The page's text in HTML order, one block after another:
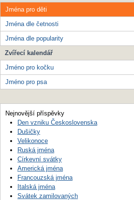
Jména pro děti
Jména dle četnosti
Jména dle popularity
Zvířecí kalendář
Jméno pro kočku
Jméno pro psa
Nejnovější příspěvky
Den vzniku Československa
Dušičky
Velikonoce
Ruská jména
Církevní svátky
Americká jména
Francouzská jména
Italská jména
Svátek zamilovaných